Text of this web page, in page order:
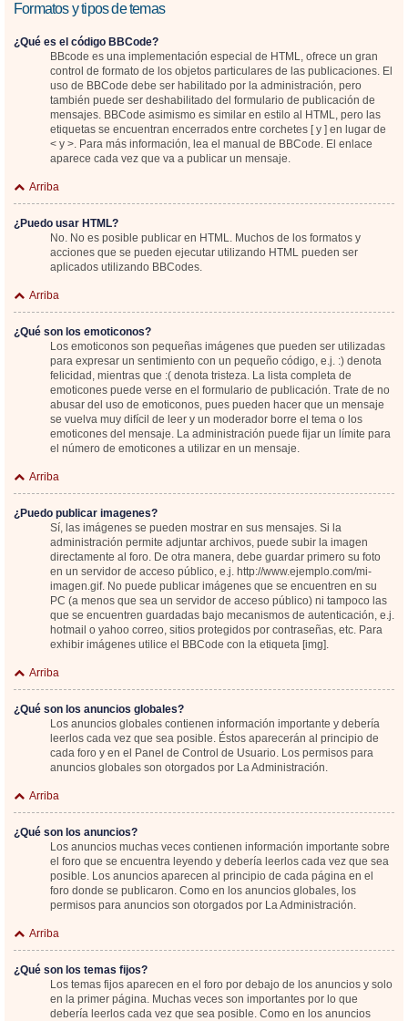
Formatos y tipos de temas
¿Qué es el código BBCode?
BBcode es una implementación especial de HTML, ofrece un gran
control de formato de los objetos particulares de las publicaciones. El
uso de BBCode debe ser habilitado por la administración, pero
también puede ser deshabilitado del formulario de publicación de
mensajes. BBCode asimismo es similar en estilo al HTML, pero las
etiquetas se encuentran encerrados entre corchetes [ y ] en lugar de
< y >. Para más información, lea el manual de BBCode. El enlace
aparece cada vez que va a publicar un mensaje.
Arriba
¿Puedo usar HTML?
No. No es posible publicar en HTML. Muchos de los formatos y
acciones que se pueden ejecutar utilizando HTML pueden ser
aplicados utilizando BBCodes.
Arriba
¿Qué son los emoticonos?
Los emoticonos son pequeñas imágenes que pueden ser utilizadas
para expresar un sentimiento con un pequeño código, e.j. :) denota
felicidad, mientras que :( denota tristeza. La lista completa de
emoticones puede verse en el formulario de publicación. Trate de no
abusar del uso de emoticonos, pues pueden hacer que un mensaje
se vuelva muy difícil de leer y un moderador borre el tema o los
emoticones del mensaje. La administración puede fijar un límite para
el número de emoticones a utilizar en un mensaje.
Arriba
¿Puedo publicar imagenes?
Sí, las imágenes se pueden mostrar en sus mensajes. Si la
administración permite adjuntar archivos, puede subir la imagen
directamente al foro. De otra manera, debe guardar primero su foto
en un servidor de acceso público, e.j. http://www.ejemplo.com/mi-
imagen.gif. No puede publicar imágenes que se encuentren en su
PC (a menos que sea un servidor de acceso público) ni tampoco las
que se encuentren guardadas bajo mecanismos de autenticación, e.j.
hotmail o yahoo correo, sitios protegidos por contraseñas, etc. Para
exhibir imágenes utilice el BBCode con la etiqueta [img].
Arriba
¿Qué son los anuncios globales?
Los anuncios globales contienen información importante y debería
leerlos cada vez que sea posible. Éstos aparecerán al principio de
cada foro y en el Panel de Control de Usuario. Los permisos para
anuncios globales son otorgados por La Administración.
Arriba
¿Qué son los anuncios?
Los anuncios muchas veces contienen información importante sobre
el foro que se encuentra leyendo y debería leerlos cada vez que sea
posible. Los anuncios aparecen al principio de cada página en el
foro donde se publicaron. Como en los anuncios globales, los
permisos para anuncios son otorgados por La Administración.
Arriba
¿Qué son los temas fijos?
Los temas fijos aparecen en el foro por debajo de los anuncios y solo
en la primer página. Muchas veces son importantes por lo que
debería leerlos cada vez que sea posible. Como en los anuncios